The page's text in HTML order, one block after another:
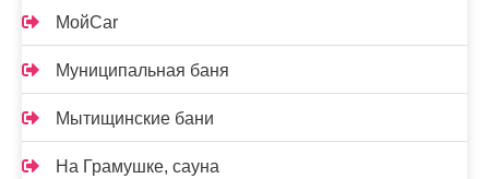
МойCar
Муниципальная баня
Мытищинские бани
На Грамушке, сауна